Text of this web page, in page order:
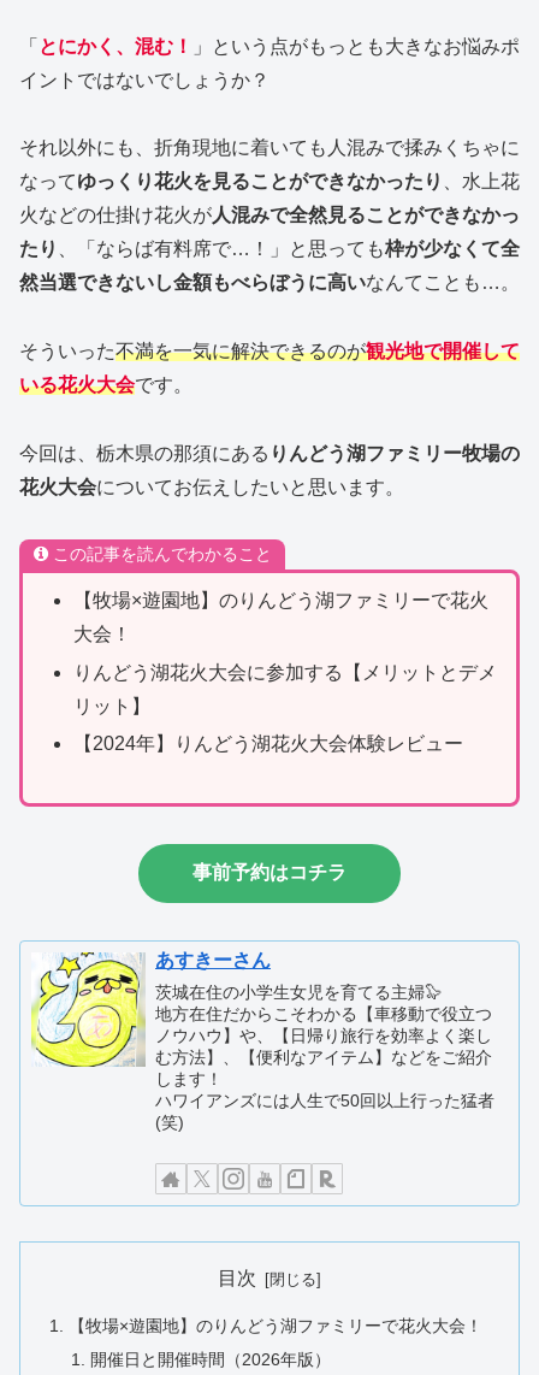
「 とにかく、混む！
」という点がもっとも大きなお悩みポ
イントではないでしょうか？
それ以外にも、折角現地に着いても人混みで揉みくちゃに
なってゆっくり花火を見ることができなかったり 、水上花
火などの仕掛け花火が人混みで全然見ることができなかっ
たり 、「ならば有料席で…！」と思っても枠が少なくて全
然当選できないし金額もべらぼうに高いなんてことも…。
そういった不満を一気に解決できるのが観光地で開催して
いる花火大会です。
今回は、栃木県の那須にある りんどう湖ファミリー牧場の
花火大会についてお伝えしたいと思います。
この記事を読んでわかること
【牧場×遊園地】のりんどう湖ファミリーで花火
大会！
りんどう湖花火大会に参加する【メリットとデメ
リット】
【2024年】りんどう湖花火大会体験レビュー
事前予約はコチラ
あすきーさん
茨城在住の小学生女児を育てる主婦🦭
地方在住だからこそわかる【車移動で役立つ
ノウハウ】や、【日帰り旅行を効率よく楽し
む方法】、【便利なアイテム】などをご紹介
します！
ハワイアンズには人生で50回以上行った猛者
(笑)
目次
【牧場×遊園地】のりんどう湖ファミリーで花火大会！
開催日と開催時間（2026年版）